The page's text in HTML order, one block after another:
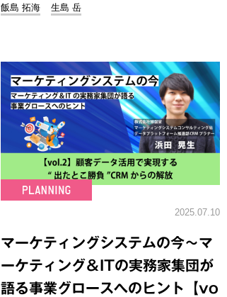
飯島 拓海
生島 岳
2025.07.10
マーケティングシステムの今～マ
ーケティング＆ITの実務家集団が
語る事業グロースへのヒント【vo